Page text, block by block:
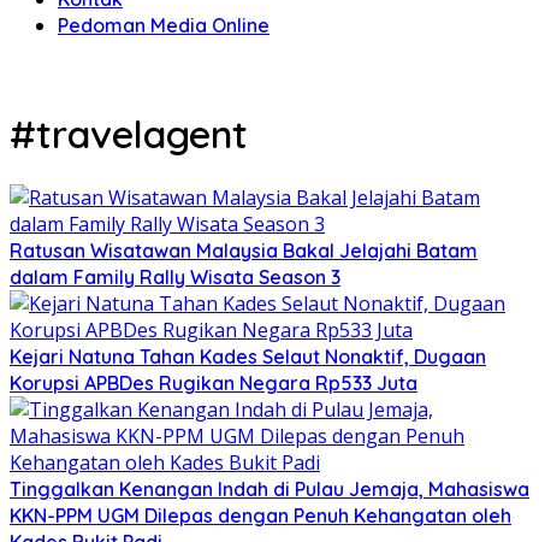
Pedoman Media Online
#travelagent
Ratusan Wisatawan Malaysia Bakal Jelajahi Batam
dalam Family Rally Wisata Season 3
Kejari Natuna Tahan Kades Selaut Nonaktif, Dugaan
Korupsi APBDes Rugikan Negara Rp533 Juta
Tinggalkan Kenangan Indah di Pulau Jemaja, Mahasiswa
KKN-PPM UGM Dilepas dengan Penuh Kehangatan oleh